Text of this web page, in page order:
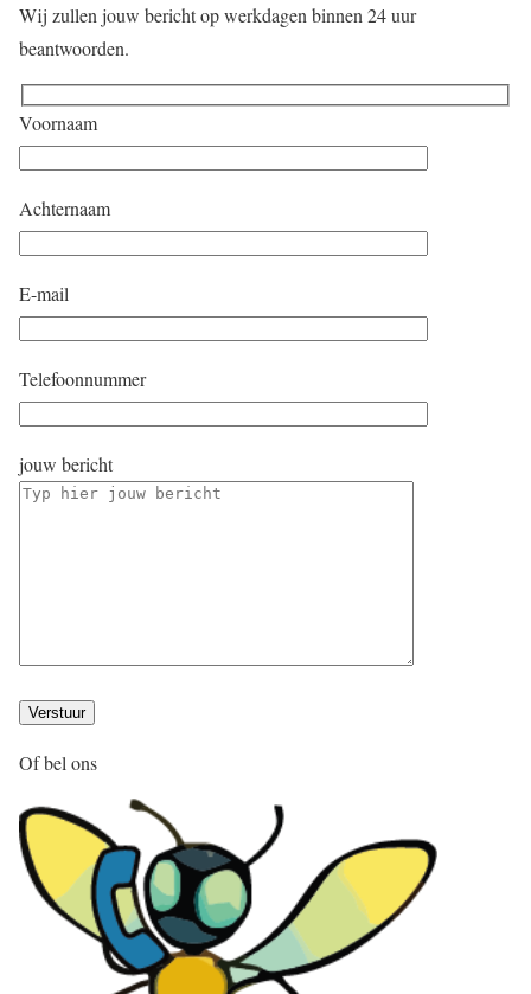
Wij zullen jouw bericht op werkdagen binnen 24 uur
beantwoorden.
Voornaam
Achternaam
E-mail
Telefoonnummer
jouw bericht
Of bel ons